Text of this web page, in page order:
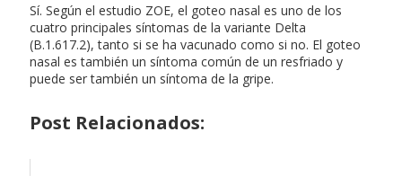
Sí. Según el estudio ZOE, el goteo nasal es uno de los
cuatro principales síntomas de la variante Delta
(B.1.617.2), tanto si se ha vacunado como si no. El goteo
nasal es también un síntoma común de un resfriado y
puede ser también un síntoma de la gripe.
Post Relacionados: